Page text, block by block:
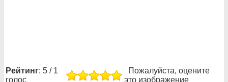
Рейтинг: 5 / 1
голос
Пожалуйста, оцените
это изображение